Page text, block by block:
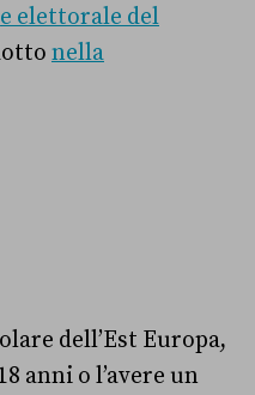
elettorale del
nella
dell’Est Europa,
anni o l’avere un